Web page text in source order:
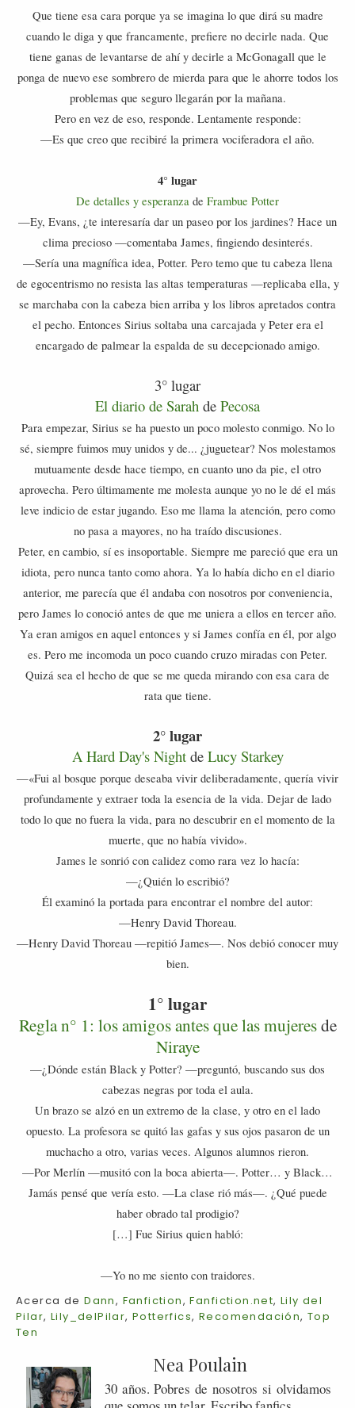
Que tiene esa cara porque ya se imagina lo que dirá su madre
cuando le diga y que francamente, prefiere no decirle nada. Que
tiene ganas de levantarse de ahí y decirle a McGonagall que le
ponga de nuevo ese sombrero de mierda para que le ahorre todos los
problemas que seguro llegarán por la mañana.
Pero en vez de eso, responde. Lentamente responde:
—Es que creo que recibiré la primera vociferadora el año.
4° lugar
De detalles y esperanza de Frambue Potter
—Ey, Evans, ¿te interesaría dar un paseo por los jardines? Hace un
clima precioso —comentaba James, fingiendo desinterés.
—Sería una magnífica idea, Potter. Pero temo que tu cabeza llena
de egocentrismo no resista las altas temperaturas —replicaba ella, y
se marchaba con la cabeza bien arriba y los libros apretados contra
el pecho. Entonces Sirius soltaba una carcajada y Peter era el
encargado de palmear la espalda de su decepcionado amigo.
3° lugar
El diario de Sarah de Pecosa
Para empezar, Sirius se ha puesto un poco molesto conmigo. No lo
sé, siempre fuimos muy unidos y de... ¿juguetear? Nos molestamos
mutuamente desde hace tiempo, en cuanto uno da pie, el otro
aprovecha. Pero últimamente me molesta aunque yo no le dé el más
leve indicio de estar jugando. Eso me llama la atención, pero como
no pasa a mayores, no ha traído discusiones.
Peter, en cambio, sí es insoportable. Siempre me pareció que era un
idiota, pero nunca tanto como ahora. Ya lo había dicho en el diario
anterior, me parecía que él andaba con nosotros por conveniencia,
pero James lo conoció antes de que me uniera a ellos en tercer año.
Ya eran amigos en aquel entonces y si James confía en él, por algo
es. Pero me incomoda un poco cuando cruzo miradas con Peter.
Quizá sea el hecho de que se me queda mirando con esa cara de
rata que tiene.
2° lugar
A Hard Day's Nightde Lucy Starkey
—«Fui al bosque porque deseaba vivir deliberadamente, quería vivir
profundamente y extraer toda la esencia de la vida. Dejar de lado
todo lo que no fuera la vida, para no descubrir en el momento de la
muerte, que no había vivido».
James le sonrió con calidez como rara vez lo hacía:
—¿Quién lo escribió?
Él examinó la portada para encontrar el nombre del autor:
—Henry David Thoreau.
—Henry David Thoreau —repitió James—. Nos debió conocer muy
bien.
1° lugar
Regla n° 1: los amigos antes que las mujeresde
Niraye
—¿Dónde están Black y Potter? —preguntó, buscando sus dos
cabezas negras por toda el aula.
Un brazo se alzó en un extremo de la clase, y otro en el lado
opuesto. La profesora se quitó las gafas y sus ojos pasaron de un
muchacho a otro, varias veces. Algunos alumnos rieron.
—Por Merlín —musitó con la boca abierta—. Potter… y Black…
Jamás pensé que vería esto. —La clase rió más—. ¿Qué puede
haber obrado tal prodigio?
[…] Fue Sirius quien habló:
—Yo no me siento con traidores.
Acerca deDann, Fanfiction,Fanfiction.net,Lily del
Pilar, Lily_delPilar,Potterfics, Recomendación,Top
Ten
Nea Poulain
30 años. Pobres de nosotros si olvidamos